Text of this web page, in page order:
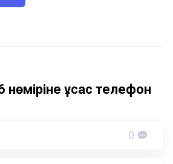
ұқсас телефон
0